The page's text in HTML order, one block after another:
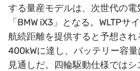
する量産モデルは、次世代の
「BMW iX3」となる。WLTPサ
航続距離を提供すると予想さ
400kWに達し、バッテリー容
見通しだ。四輪駆動仕様では